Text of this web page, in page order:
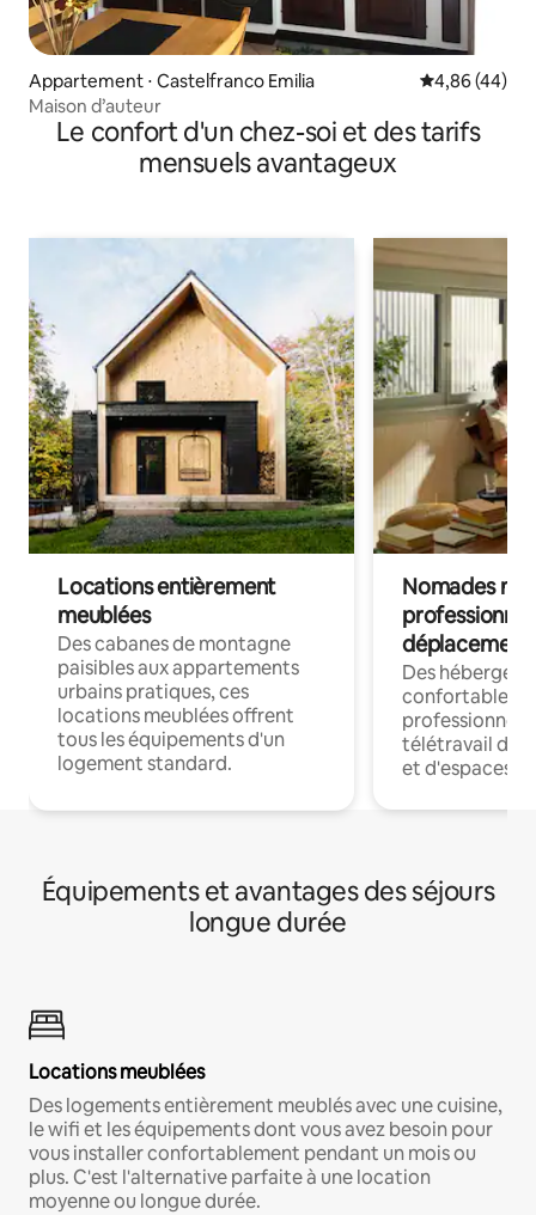
Appartement ⋅ Castelfranco Emilia Évaluation
4,86 (44)
Maison d’auteur
Le confort d'un chez-soi et des tarifs
mensuels avantageux
Locations entièrement
meublées
Des cabanes de montagne
paisibles aux appartements
urbains pratiques, ces
locations meublées offrent
tous les équipements d'un
logement standard.
Nomades
déplacement
Des
confortables
professionnels
télétravail
et d'espaces
Équipements et avantages des séjours
longue durée
Locations meublées
Des logements entièrement meublés avec une cuisine,
le wifi et les équipements dont vous avez besoin pour
vous installer confortablement pendant un mois ou
plus. C'est l'alternative parfaite à une location
moyenne ou longue durée.